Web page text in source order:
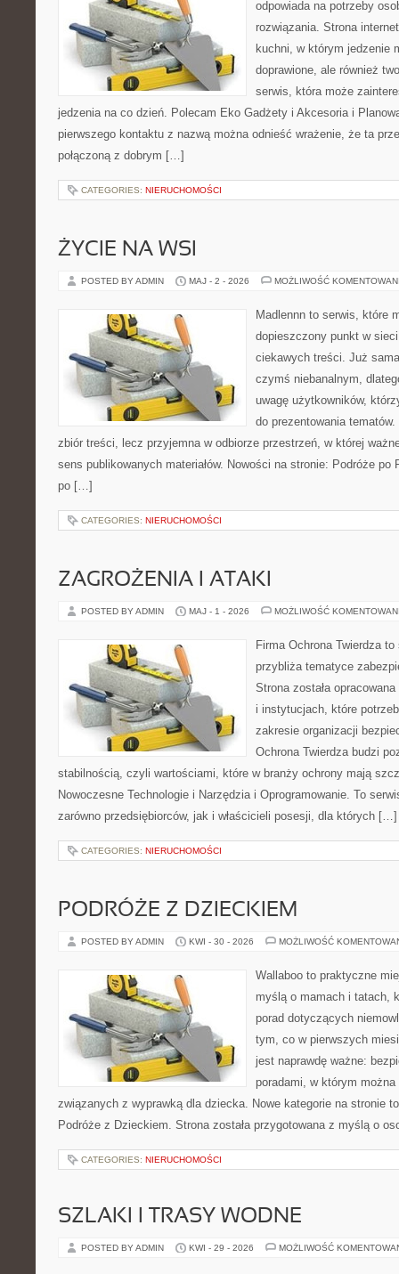
odpowiada na potrzeby
rozwiązania. Strona
kuchni, w którym jedzenie
doprawione, ale również
serwis, która może
jedzenia na co dzień. Polecam Eko Gadżety i Akcesoria i
pierwszego kontaktu z nazwą można odnieść wrażenie, że ta
połączoną z dobrym […]
CATEGORIES: NIERUCHOMOŚCI
ŻYCIE NA WSI
POSTED BY ADMIN MAJ - 2 - 2026 MOŻLIWOŚĆ
Madlennn to serwis, które
dopieszczony punkt w
ciekawych treści. Już
czymś niebanalnym,
uwagę użytkowników,
do prezentowania
zbiór treści, lecz przyjemna w odbiorze przestrzeń, w której
sens publikowanych materiałów. Nowości na stronie: Podróże
po […]
CATEGORIES: NIERUCHOMOŚCI
ZAGROŻENIA I ATAKI
POSTED BY ADMIN MAJ - 1 - 2026 MOŻLIWOŚĆ
Firma Ochrona Twierdza
przybliża tematyce
Strona została
i instytucjach, które
zakresie organizacji
Ochrona Twierdza budzi
stabilnością, czyli wartościami, które w branży ochrony mają
Nowoczesne Technologie i Narzędzia i Oprogramowanie. To
zarówno przedsiębiorców, jak i właścicieli posesji, dla których […]
CATEGORIES: NIERUCHOMOŚCI
PODRÓŻE Z DZIECKIEM
POSTED BY ADMIN KWI - 30 - 2026 MOŻLIWOŚĆ
Wallaboo to praktyczne
myślą o mamach i tatach,
porad dotyczących
tym, co w pierwszych
jest naprawdę ważne:
poradami, w którym
związanych z wyprawką dla dziecka. Nowe kategorie na stronie
Podróże z Dzieckiem. Strona została przygotowana z myślą o
CATEGORIES: NIERUCHOMOŚCI
SZLAKI I TRASY WODNE
POSTED BY ADMIN KWI - 29 - 2026 MOŻLIWOŚĆ